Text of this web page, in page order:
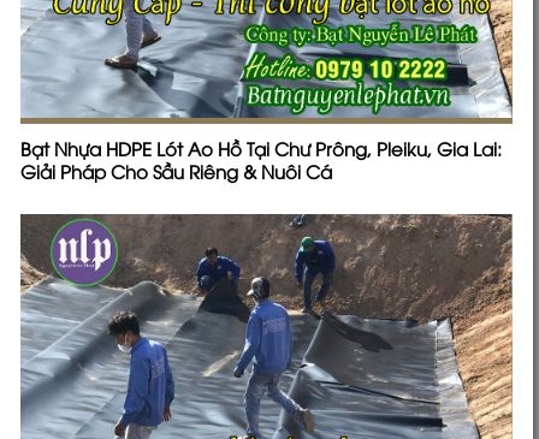
Bạt Nhựa HDPE Lót Ao Hồ Tại Chư Prông, Pleiku, Gia Lai:
Giải Pháp Cho Sầu Riêng & Nuôi Cá